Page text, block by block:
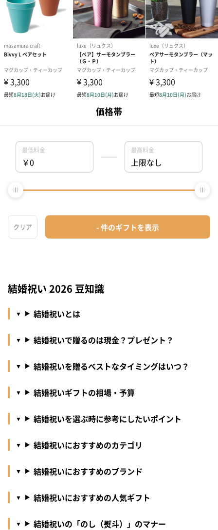
結婚祝い 2026 豆知識
結婚祝いとは
結婚祝いで贈るのは現金？プレゼント？
結婚祝いを贈るべストなタイミングはいつ？
結婚祝いギフトの相場・予算
結婚祝いを選ぶ時に参考にしたいポイント
結婚祝いにおすすめのカテゴリ
結婚祝いにおすすめのブランド
結婚祝いにおすすめの人気ギフト
結婚祝いの「のし（熨斗）」のマナー